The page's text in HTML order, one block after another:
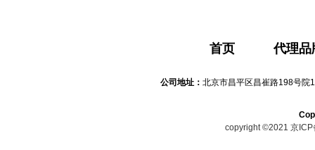
首页 代理品
公司地址： 北京市昌平区昌崔路198号院
copyright ©2021 京